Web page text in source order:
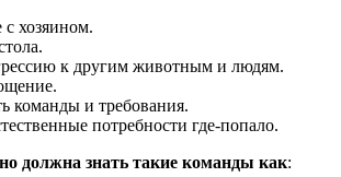
с хозяином.
к другим животным и людям.
команды и требования.
потребности где-попало.
должна знать такие команды как: